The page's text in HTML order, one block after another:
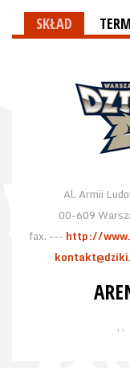
SKŁAD
Al. Armii
00-609
fax. --- http://
, ,